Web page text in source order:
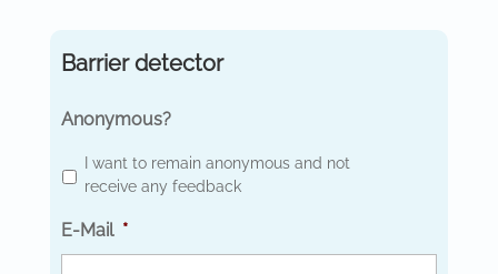
Barrier detector
Anonymous?
I want to remain anonymous and not
receive any feedback
E-Mail *